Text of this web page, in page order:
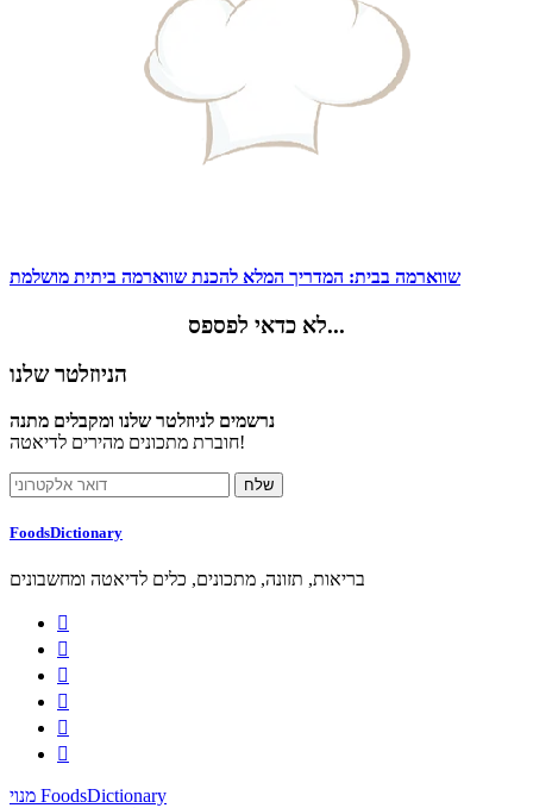
שווארמה בבית: המדריך המלא להכנת שווארמה ביתית מושלמת
לא כדאי לפספס...
הניוזלטר שלנו
נרשמים לניוזלטר שלנו ומקבלים מתנה
חוברת מתכונים מהירים לדיאטה!
FoodsDictionary
בריאות, תזונה, מתכונים, כלים לדיאטה ומחשבונים






מנוי FoodsDictionary